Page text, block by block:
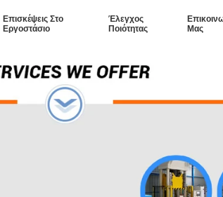
Επισκέψεις Στο
Εργοστάσιο
Έλεγχος
Ποιότητας
Μας